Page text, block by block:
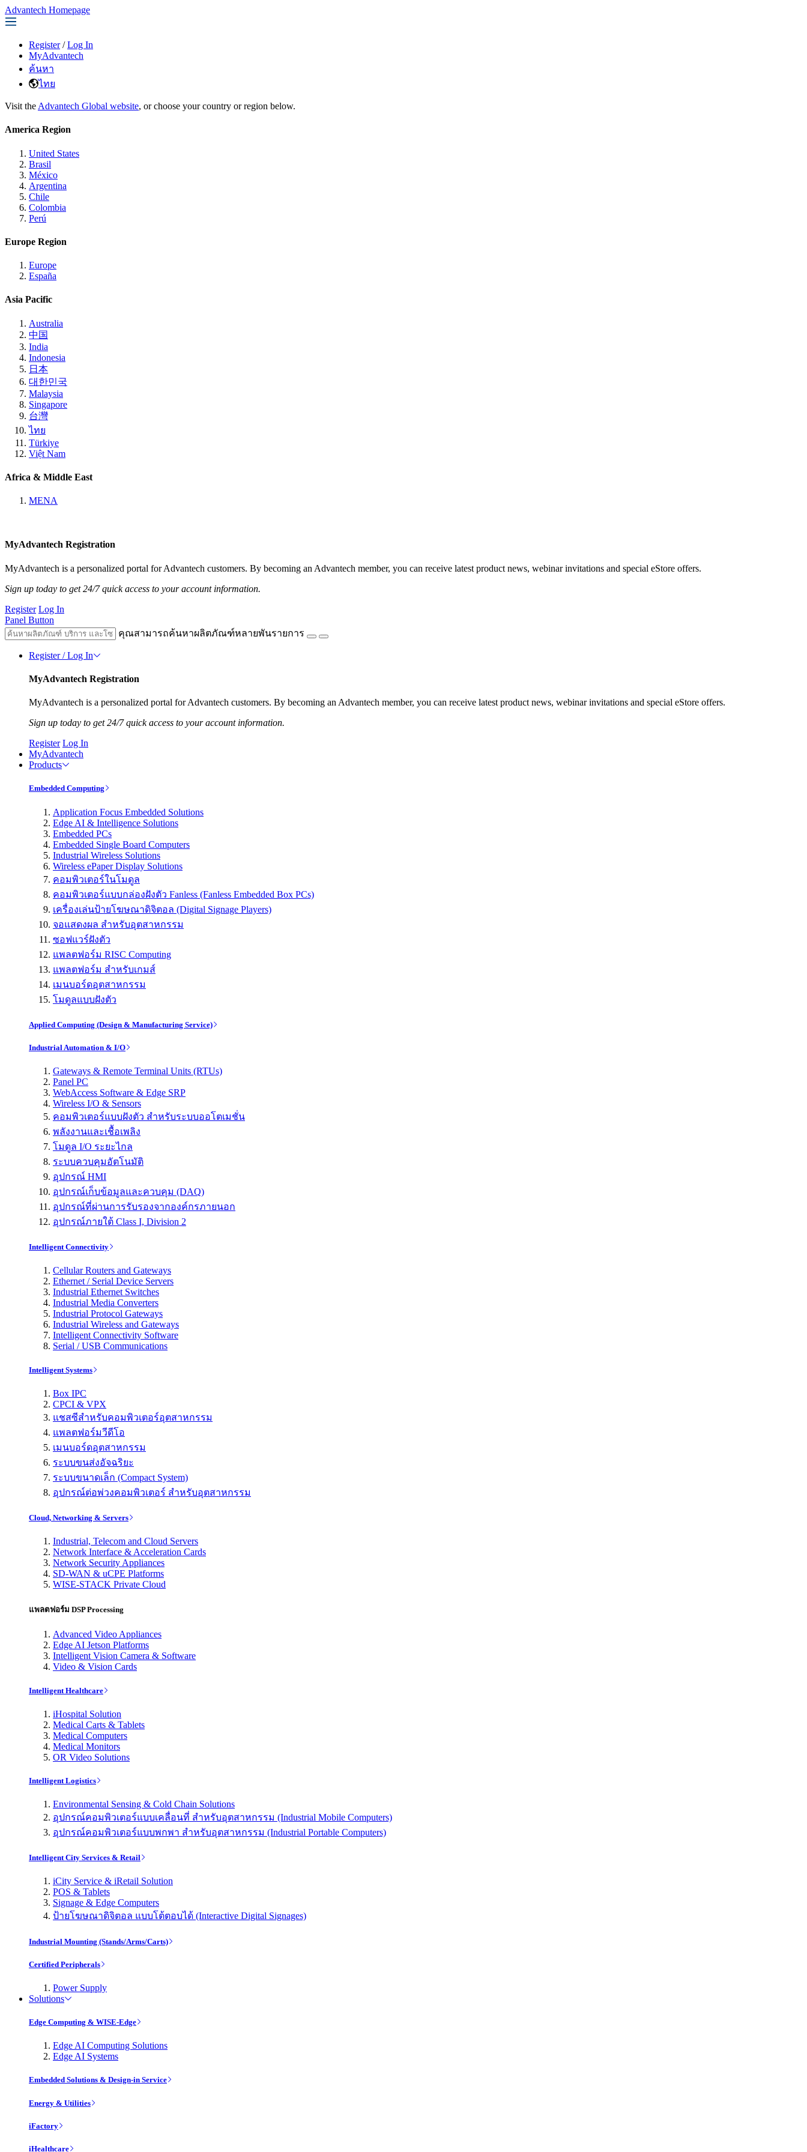
Advantech Homepage
Register / Log In
MyAdvantech
ค้นหา
ไทย
Visit the Advantech Global website, or choose your country or region below.
America Region
United States
Brasil
México
Argentina
Chile
Colombia
Perú
Europe Region
Europe
España
Asia Pacific
Australia
中国
India
Indonesia
日本
대한민국
Malaysia
Singapore
台灣
ไทย
Türkiye
Việt Nam
Africa & Middle East
MENA
MyAdvantech Registration
MyAdvantech is a personalized portal for Advantech customers. By becoming an Advantech member, you can receive latest product news, webinar invitations and special eStore offers.
Sign up today to get 24/7 quick access to your account information.
Register Log In
Panel Button
คุณสามารถค้นหาผลิตภัณฑ์หลายพันรายการ
Register / Log In
MyAdvantech Registration
MyAdvantech is a personalized portal for Advantech customers. By becoming an Advantech member, you can receive latest product news, webinar invitations and special eStore offers.
Sign up today to get 24/7 quick access to your account information.
Register Log In
MyAdvantech
Products
Embedded Computing
Application Focus Embedded Solutions
Edge AI & Intelligence Solutions
Embedded PCs
Embedded Single Board Computers
Industrial Wireless Solutions
Wireless ePaper Display Solutions
คอมพิวเตอร์ในโมดูล
คอมพิวเตอร์แบบกล่องฝังตัว Fanless (Fanless Embedded Box PCs)
เครื่องเล่นป้ายโฆษณาดิจิตอล (Digital Signage Players)
จอแสดงผล สำหรับอุตสาหกรรม
ซอฟแวร์ฝังตัว
แพลตฟอร์ม RISC Computing
แพลตฟอร์ม สำหรับเกมส์
เมนบอร์ดอุตสาหกรรม
โมดูลแบบฝังตัว
Applied Computing (Design & Manufacturing Service)
Industrial Automation & I/O
Gateways & Remote Terminal Units (RTUs)
Panel PC
WebAccess Software & Edge SRP
Wireless I/O & Sensors
คอมพิวเตอร์แบบฝังตัว สำหรับระบบออโตเมชั่น
พลังงานและเชื้อเพลิง
โมดูล I/O ระยะไกล
ระบบควบคุมอัตโนมัติ
อุปกรณ์ HMI
อุปกรณ์เก็บข้อมูลและควบคุม (DAQ)
อุปกรณ์ที่ผ่านการรับรองจากองค์กรภายนอก
อุปกรณ์ภายใต้ Class I, Division 2
Intelligent Connectivity
Cellular Routers and Gateways
Ethernet / Serial Device Servers
Industrial Ethernet Switches
Industrial Media Converters
Industrial Protocol Gateways
Industrial Wireless and Gateways
Intelligent Connectivity Software
Serial / USB Communications
Intelligent Systems
Box IPC
CPCI & VPX
แชสซีสำหรับคอมพิวเตอร์อุตสาหกรรม
แพลตฟอร์มวีดีโอ
เมนบอร์ดอุตสาหกรรม
ระบบขนส่งอัจฉริยะ
ระบบขนาดเล็ก (Compact System)
อุปกรณ์ต่อพ่วงคอมพิวเตอร์ สำหรับอุตสาหกรรม
Cloud, Networking & Servers
Industrial, Telecom and Cloud Servers
Network Interface & Acceleration Cards
Network Security Appliances
SD-WAN & uCPE Platforms
WISE-STACK Private Cloud
แพลตฟอร์ม DSP Processing
Advanced Video Appliances
Edge AI Jetson Platforms
Intelligent Vision Camera & Software
Video & Vision Cards
Intelligent Healthcare
iHospital Solution
Medical Carts & Tablets
Medical Computers
Medical Monitors
OR Video Solutions
Intelligent Logistics
Environmental Sensing & Cold Chain Solutions
อุปกรณ์คอมพิวเตอร์แบบเคลื่อนที่ สำหรับอุตสาหกรรม (Industrial Mobile Computers)
อุปกรณ์คอมพิวเตอร์แบบพกพา สำหรับอุตสาหกรรม (Industrial Portable Computers)
Intelligent City Services & Retail
iCity Service & iRetail Solution
POS & Tablets
Signage & Edge Computers
ป้ายโฆษณาดิจิตอล แบบโต้ตอบได้ (Interactive Digital Signages)
Industrial Mounting (Stands/Arms/Carts)
Certified Peripherals
Power Supply
Solutions
Edge Computing & WISE-Edge
Edge AI Computing Solutions
Edge AI Systems
Embedded Solutions & Design-in Service
Energy & Utilities
iFactory
iHealthcare